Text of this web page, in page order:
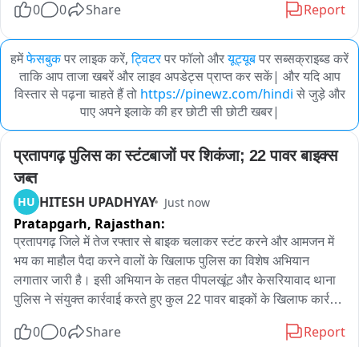
0 0 Share Report
हमेंफेसबुकपर लाइक करें, ट्विटरपर फॉलो औरयूट्यूबपर सब्सक्राइब्ड करें
ताकि आप ताजा खबरें और लाइव अपडेट्स प्राप्त कर सकें| और यदि आप
विस्तार से पढ़ना चाहते हैं तो https://pinewz.com/hindi से जुड़े और
पाए अपने इलाके की हर छोटी सी छोटी खबर|
प्रतापगढ़ पुलिस का स्टंटबाजों पर शिकंजा; 22 पावर बाइक्स
जब्त
HU HITESH UPADHYAY Just now
Pratapgarh, Rajasthan:
प्रतापगढ़ जिले में तेज रफ्तार से बाइक चलाकर स्टंट करने और आमजन में
भय का माहौल पैदा करने वालों के खिलाफ पुलिस का विशेष अभियान
लगातार जारी है। इसी अभियान के तहत पीपलखूंट और केसरियावाद थाना
पुलिस ने संयुक्त कार्रवाई करते हुए कुल 22 पावर बाइकों के खिलाफ कार्रवाई
की धारा 207 के तहत जब्त किया, जबकि केसरियावाद पुलिस ने 10
0 0 Share Report